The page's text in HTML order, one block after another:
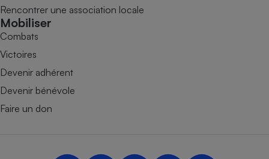
Rencontrer une association locale
Mobiliser
Combats
Victoires
Devenir adhérent
Devenir bénévole
Faire un don